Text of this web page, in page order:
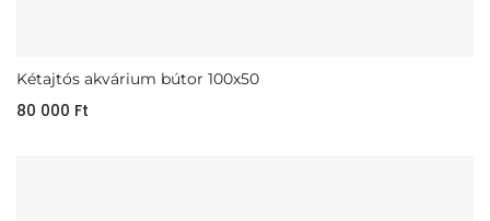
Kétajtós akvárium bútor 100x50
80 000 Ft